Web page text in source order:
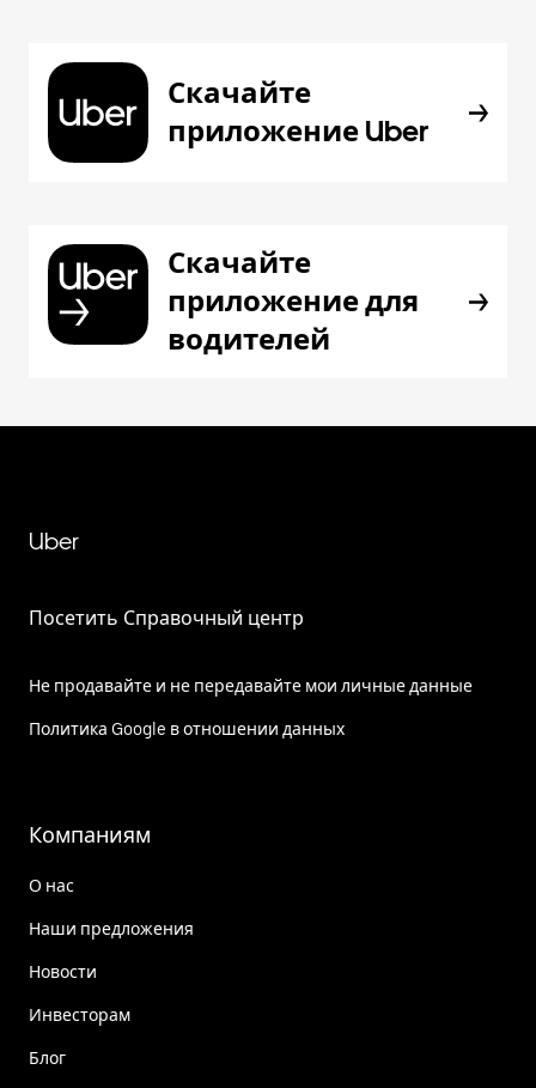
Скачайте
приложение Uber
Скачайте
приложение для
водителей
Uber
Посетить Справочный центр
Не продавайте и не передавайте мои личные данные
Политика Google в отношении данных
Компаниям
О нас
Наши предложения
Новости
Инвесторам
Блог